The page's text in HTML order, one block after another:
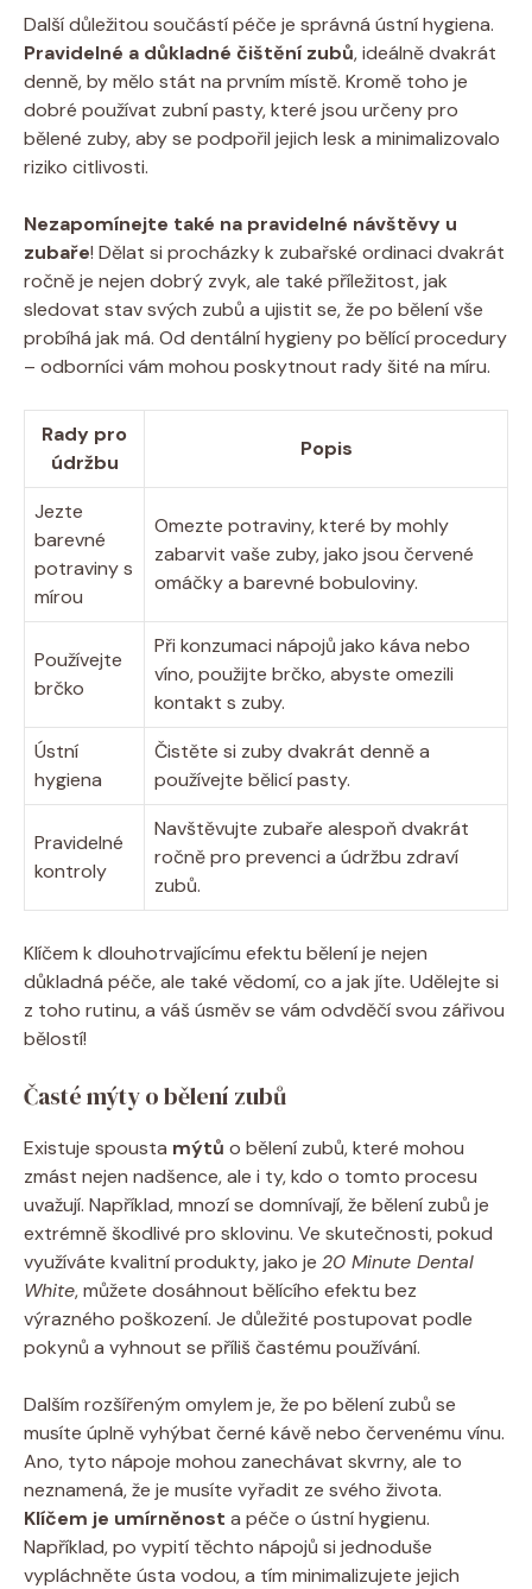
Další důležitou součástí péče je správná ústní hygiena.
Pravidelné a důkladné čištění zubů, ideálně dvakrát
denně, by mělo stát na prvním místě. Kromě toho je
dobré používat zubní pasty, které jsou určeny pro
bělené zuby, aby se podpořil jejich lesk a minimalizovalo
riziko citlivosti.
Nezapomínejte také na pravidelné návštěvy u
zubaře! Dělat si procházky k zubařské ordinaci dvakrát
ročně je nejen dobrý zvyk, ale také příležitost, jak
sledovat stav svých zubů a ujistit se, že po bělení vše
probíhá jak má. Od dentální hygieny po bělící procedury
– odborníci vám mohou poskytnout rady šité na míru.
Rady pro
údržbu
Popis
Jezte
barevné
potraviny s
mírou
Omezte potraviny, které by mohly
zabarvit vaše zuby, jako jsou červené
omáčky a barevné bobuloviny.
Používejte
brčko
Při konzumaci nápojů jako káva nebo
víno, použijte brčko, abyste omezili
kontakt s zuby.
Ústní
hygiena
Čistěte si zuby dvakrát denně a
používejte bělicí pasty.
Pravidelné
kontroly
Navštěvujte zubaře alespoň dvakrát
ročně pro prevenci a údržbu zdraví
zubů.
Klíčem k dlouhotrvajícímu efektu bělení je nejen
důkladná péče, ale také vědomí, co a jak jíte. Udělejte si
z toho rutinu, a váš úsměv se vám odvděčí svou zářivou
bělostí!
Časté mýty o bělení zubů
Existuje spousta mýtů o bělení zubů, které mohou
zmást nejen nadšence, ale i ty, kdo o tomto procesu
uvažují. Například, mnozí se domnívají, že bělení zubů je
extrémně škodlivé pro sklovinu. Ve skutečnosti, pokud
využíváte kvalitní produkty, jako je 20 Minute Dental
White, můžete dosáhnout bělícího efektu bez
výrazného poškození. Je důležité postupovat podle
pokynů a vyhnout se příliš častému používání.
Dalším rozšířeným omylem je, že po bělení zubů se
musíte úplně vyhýbat černé kávě nebo červenému vínu.
Ano, tyto nápoje mohou zanechávat skvrny, ale to
neznamená, že je musíte vyřadit ze svého života.
Klíčem je umírněnost a péče o ústní hygienu.
Například, po vypití těchto nápojů si jednoduše
vypláchněte ústa vodou, a tím minimalizujete jejich